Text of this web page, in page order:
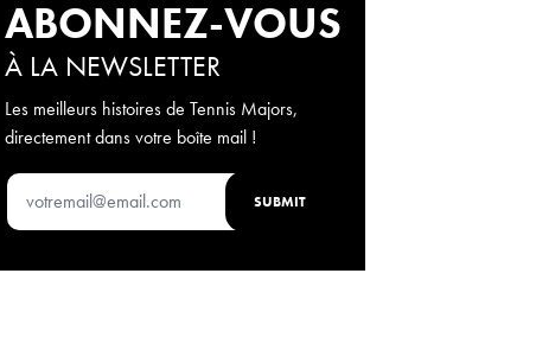
ABONNEZ-VOUS
À LA NEWSLETTER
Les meilleurs histoires de Tennis Majors,
directement dans votre boîte mail !